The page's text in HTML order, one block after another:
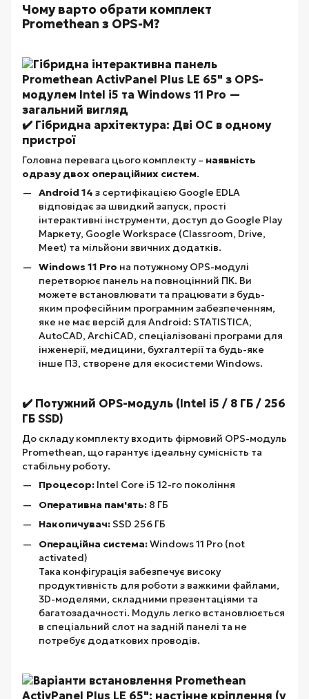
Чому варто обрати комплект
Promethean з OPS-M?
✔️ Гібридна архітектура: Дві ОС в одному
пристрої
Головна перевага цього комплекту – наявність
одразу двох операційних систем.
Android 14 з сертифікацією Google EDLA
відповідає за швидкий запуск, прості
інтерактивні інструменти, доступ до Google Play
Маркету, Google Workspace (Classroom, Drive,
Meet) та мільйони звичних додатків.
Windows 11 Pro на потужному OPS-модулі
перетворює панель на повноцінний ПК. Ви
можете встановлювати та працювати з будь-
яким професійним програмним забезпеченням,
яке не має версій для Android: STATISTICA,
AutoCAD, ArchiCAD, спеціалізовані програми для
інженерії, медицини, бухгалтерії та будь-яке
інше ПЗ, створене для екосистеми Windows.
✔️ Потужний OPS-модуль (Intel i5 / 8 ГБ / 256
ГБ SSD)
До складу комплекту входить фірмовий OPS-модуль
Promethean, що гарантує ідеальну сумісність та
стабільну роботу.
Процесор: Intel Core i5 12-го покоління
Оперативна пам'ять: 8 ГБ
Накопичувач: SSD 256 ГБ
Операційна система:Windows 11 Pro (not
activated)
Така конфігурація забезпечує високу
продуктивність для роботи з важкими файлами,
3D-моделями, складними презентаціями та
багатозадачності. Модуль легко встановлюється
в спеціальний слот на задній панелі та не
потребує додаткових проводів.